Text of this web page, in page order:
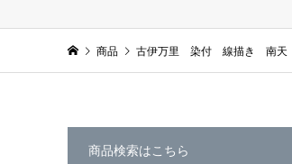
商品 古伊万里 染付 線描き 南
商品検索はこちら